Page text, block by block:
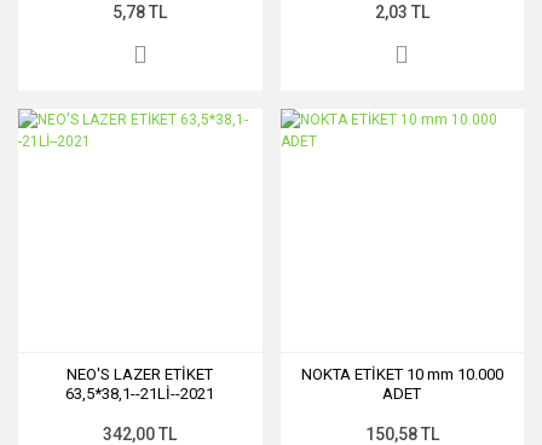
5,78 TL 2,03 TL
NEO'S LAZER ETİKET
63,5*38,1--21Lİ--2021
342,00 TL
NOKTA ETİKET 10 mm 10.000
ADET
150,58 TL